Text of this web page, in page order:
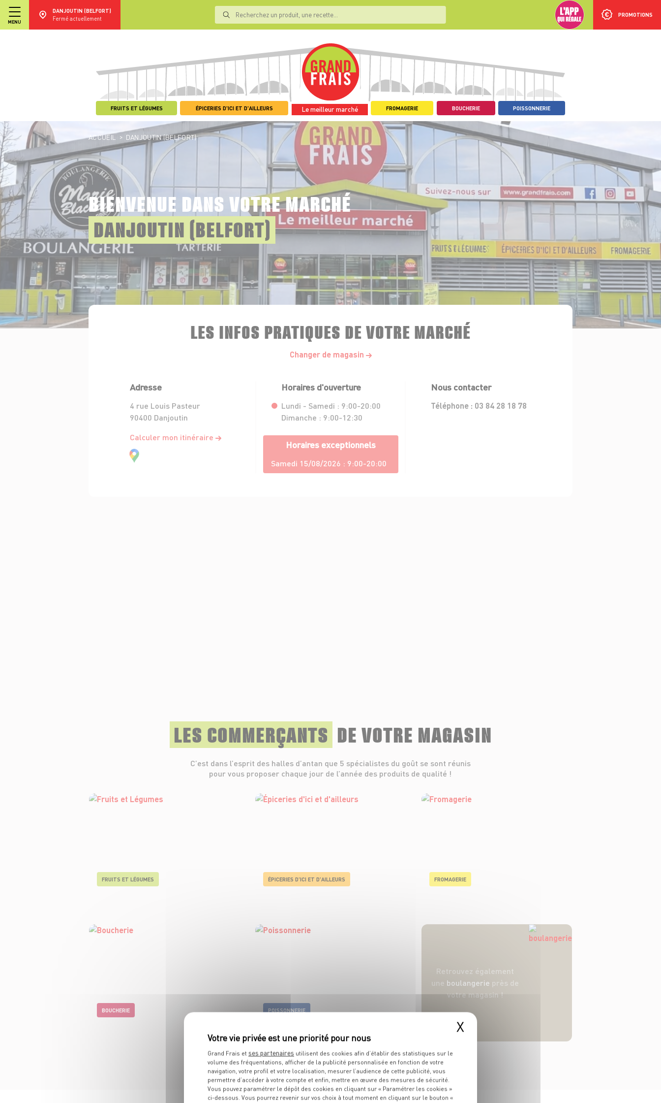
MENU
DANJOUTIN (BELFORT)
Fermé actuellement
PROMOTIONS
FRUITS ET LÉGUMES ÉPICERIES D'ICI ET D'AILLEURS Le meilleur marché FROMAGERIE BOUCHERIE POISSONNERIE
ACCUEIL > DANJOUTIN (BELFORT)
BIENVENUE DANS VOTRE MARCHÉ
DANJOUTIN (BELFORT)
LES INFOS PRATIQUES DE VOTRE MARCHÉ
Changer de magasin
Adresse
4 rue Louis Pasteur
90400 Danjoutin
Calculer mon itinéraire
Horaires d'ouverture
Lundi - Samedi : 9:00-20:00
Dimanche : 9:00-12:30
Horaires exceptionnels
Samedi 15/08/2026 : 9:00-20:00
Nous contacter
Téléphone : 03 84 28 18 78
LES COMMERÇANTS DE VOTRE MAGASIN
C’est dans l’esprit des halles d’antan que 5 spécialistes du goût se sont réunis
pour vous proposer chaque jour de l’année des produits de qualité !
FRUITS ET LÉGUMES ÉPICERIES D'ICI ET D'AILLEURS FROMAGERIE
BOUCHERIE POISSONNERIE
Retrouvez également
une boulangerie près de
votre magasin !
X
Grand Frais et ses partenaires utilisent des cookies afin d’établir des statistiques sur le
volume des fréquentations, afficher de la publicité personnalisée en fonction de votre
navigation, votre profil et votre localisation, mesurer l’audience de cette publicité, vous
permettre d’accéder à votre compte et enfin, mettre en œuvre des mesures de sécurité.
Vous pouvez paramétrer le dépôt des cookies en cliquant sur « Paramétrer les cookies »
ci-dessous. Vous pourrez revenir sur vos choix à tout moment en cliquant sur le bouton «